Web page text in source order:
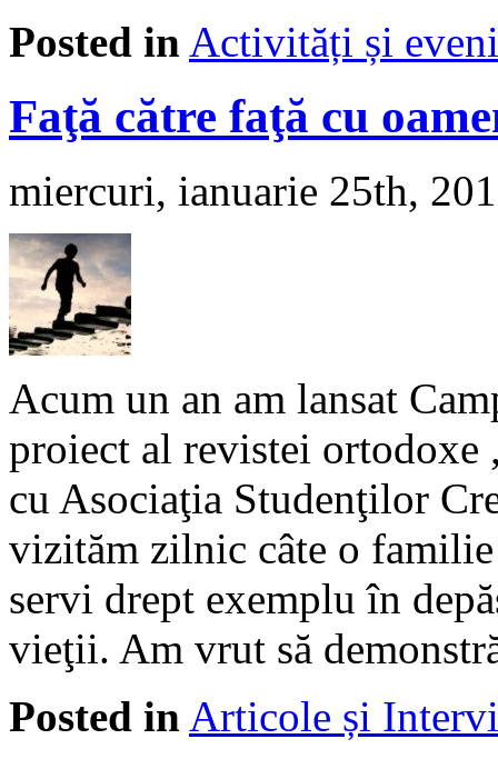
Posted in Activități și
Faţă către faţă cu
miercuri, ianuarie 25th,
Acum un an am lansat
proiect al revistei
cu Asociaţia Studenţilor
vizităm zilnic câte o familie
servi drept exemplu în
vieţii. Am vrut să
Posted in Articole și